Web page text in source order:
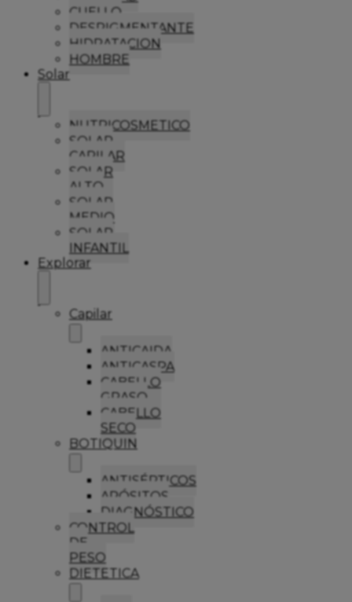
CUELLO
DESPIGMENTANTE
HIDRATACION
HOMBRE
Solar
NUTRICOSMETICO
SOLAR
CAPILAR
SOLAR
ALTO
SOLAR
MEDIO
SOLAR
INFANTIL
Explorar
Capilar
ANTICAIDA
ANTICASPA
CABELLO
GRASO
CABELLO
SECO
BOTIQUIN
ANTISÉPTICOS
APÓSITOS
DIAGNÓSTICO
CONTROL
DE
PESO
DIETETICA